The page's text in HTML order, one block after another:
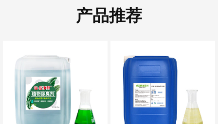
产品推荐